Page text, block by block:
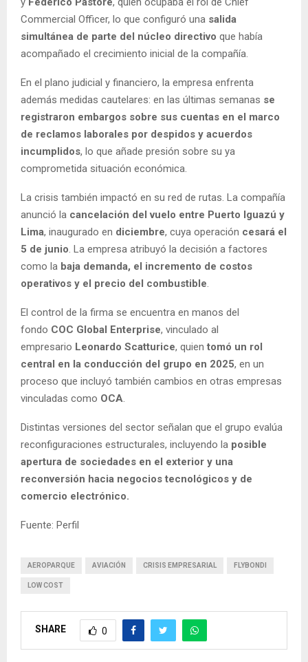
Commercial Officer, lo que configuró una salida
simultánea de parte del núcleo directivo que había
acompañado el crecimiento inicial de la compañía.
En el plano judicial y financiero, la empresa enfrenta
además medidas cautelares: en las últimas semanas se
registraron embargos sobre sus cuentas en el marco
de reclamos laborales por despidos y acuerdos
incumplidos, lo que añade presión sobre su ya
comprometida situación económica.
La crisis también impactó en su red de rutas. La compañía
anunció la cancelación del vuelo entre Puerto Iguazú y
Lima, inaugurado en diciembre, cuya operación cesará el
5 de junio. La empresa atribuyó la decisión a factores
como la baja demanda, el incremento de costos
operativos y el precio del combustible.
El control de la firma se encuentra en manos del
fondo COC Global Enterprise, vinculado al
empresario Leonardo Scatturice, quien tomó un rol
central en la conducción del grupo en 2025, en un
proceso que incluyó también cambios en otras empresas
vinculadas como OCA.
Distintas versiones del sector señalan que el grupo evalúa
reconfiguraciones estructurales, incluyendo la posible
apertura de sociedades en el exterior y una
reconversión hacia negocios tecnológicos y de
comercio electrónico.
Fuente: Perfil
AEROPARQUE AVIACIÓN CRISIS EMPRESARIAL FLYBONDI
LOW COST
SHARE 0